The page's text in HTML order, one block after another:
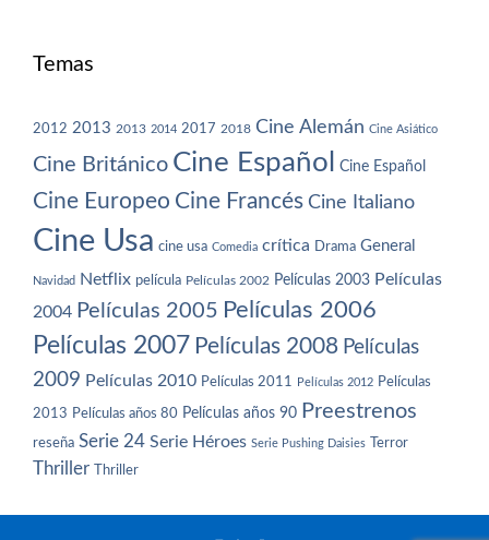
Temas
2012 2013 2013 2014 2017 2018 Cine Alemán Cine Asiático
Cine Británico Cine Español Cine Español
Cine Europeo Cine Francés Cine Italiano
Cine Usa cine usa Comedia crítica Drama General
Navidad Netflix película Películas 2002 Películas 2003 Películas
2004 Películas 2005 Películas 2006
Películas 2007 Películas 2008 Películas
2009 Películas 2010 Películas 2011 Películas 2012 Películas
2013 Películas años 80 Películas años 90 Preestrenos
reseña Serie 24 Serie Héroes Serie Pushing Daisies Terror
Thriller Thriller